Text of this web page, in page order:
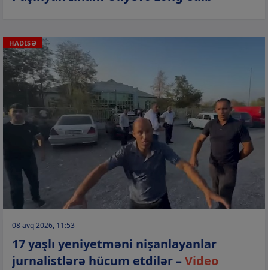
HADİSƏ
08 avq 2026, 11:53
17 yaşlı yeniyetməni nişanlayanlar
jurnalistlərə hücum etdilər –Video